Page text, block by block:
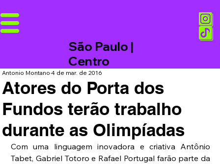
São Paulo |
Centro
Atores do Porta dos
Fundos terão trabalho
durante as Olimpíadas
Antonio Montano4 de mar. de 2016
Com uma linguagem inovadora e criativa Antônio
Tabet, Gabriel Totoro e Rafael Portugal farão parte da